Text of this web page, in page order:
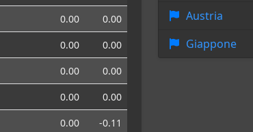
0.00
0.00
0.00
0.00
0.00
0.00
0.00
0.00
0.00 -0.11
Austria
Giappone